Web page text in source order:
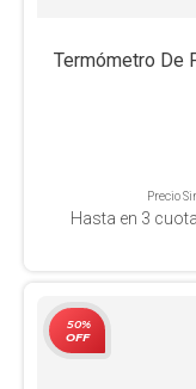
Termómetro De Punción Digital Negro, Temperatura
Precio
Hasta en 3
50%
OFF